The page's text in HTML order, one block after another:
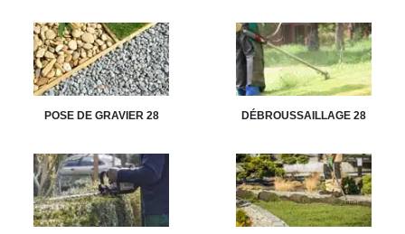
POSE DE GRAVIER 28 DÉBROUSSAILLAGE 28